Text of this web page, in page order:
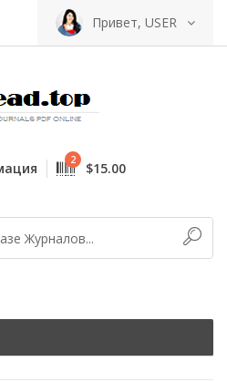
Привет, USER
2 $15.00